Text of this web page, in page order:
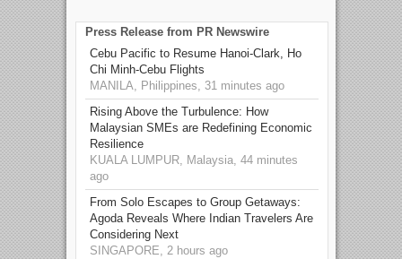
Press Release from PR Newswire
Cebu Pacific to Resume Hanoi-Clark, Ho
Chi Minh-Cebu Flights
MANILA, Philippines, 31 minutes ago
Rising Above the Turbulence: How
Malaysian SMEs are Redefining Economic
Resilience
KUALA LUMPUR, Malaysia, 44 minutes
ago
From Solo Escapes to Group Getaways:
Agoda Reveals Where Indian Travelers Are
Considering Next
SINGAPORE, 2 hours ago